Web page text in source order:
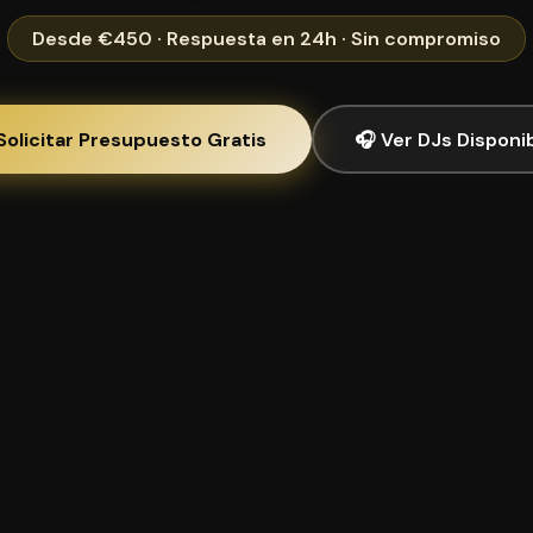
Desde €450 · Respuesta en 24h · Sin compromiso
Presupuesto Gratis 🎧 Ver DJs